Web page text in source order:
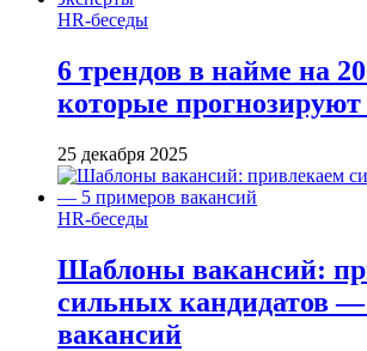
HR-беседы
6 трендов в найме на
которые
25 декабря 2025
HR-беседы
Шаблоны вакансий:
сильных кандидатов
вакансий